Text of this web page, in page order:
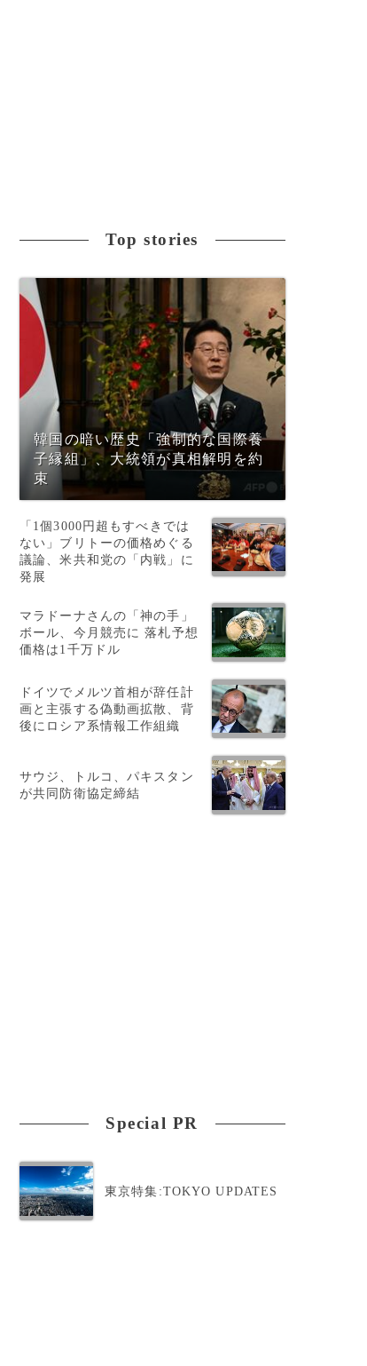
Top stories
韓国の暗い歴史「強制的な国際養
子縁組」、大統領が真相解明を約
束
「1個3000円超もすべきでは
ない」ブリトーの価格めぐる
議論、米共和党の「内戦」に
発展
マラドーナさんの「神の手」
ボール、今月競売に 落札予想
価格は1千万ドル
ドイツでメルツ首相が辞任計
画と主張する偽動画拡散、背
後にロシア系情報工作組織
サウジ、トルコ、パキスタン
が共同防衛協定締結
Special PR
東京特集:TOKYO UPDATES